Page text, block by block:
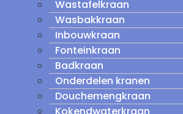
Wastafelkraan
Wasbakkraan
Inbouwkraan
Fonteinkraan
Badkraan
Onderdelen kranen
Douchemengkraan
Kokendwaterkraan